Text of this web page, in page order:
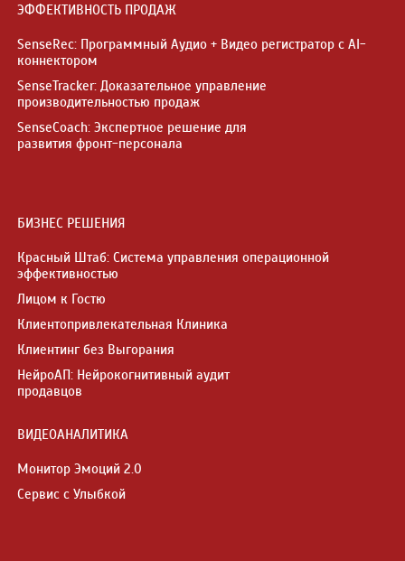
ЭФФЕКТИВНОСТЬ ПРОДАЖ
SenseRec: Программный Аудио + Видео регистратор с AI-
коннектором
SenseTracker: Доказательное управление
производительностью продаж
SenseCoach: Экспертное решение для
развития фронт-персонала
БИЗНЕС РЕШЕНИЯ
Красный Штаб: Система управления операционной
эффективностью
Лицом к Гостю
Клиентопривлекательная Клиника
Клиентинг без Выгорания
НейроАП: Нейрокогнитивный аудит
продавцов
ВИДЕОАНАЛИТИКА
Монитор Эмоций 2.0
Сервис с Улыбкой